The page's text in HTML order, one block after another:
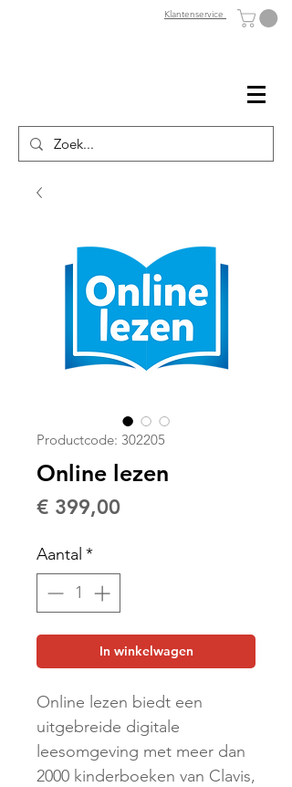
Klantenservice
Productcode: 302205
Online lezen
€ 399,00
Aantal *
In winkelwagen
Online lezen biedt een
uitgebreide digitale
leesomgeving met meer dan
2000 kinderboeken van Clavis,